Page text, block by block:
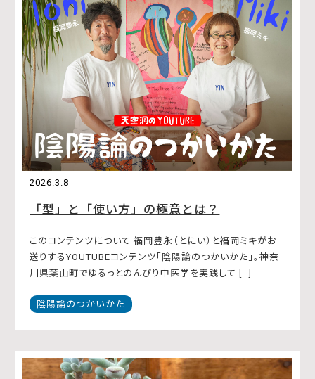
2026.3.8
「型」と「使い方」の極意とは？
このコンテンツについて 福岡豊永（とにい）と福岡ミキがお
送りするYOUTUBEコンテンツ「陰陽論のつかいかた」。神奈
川県葉山町でゆるっとのんびり中医学を実践して […]
陰陽論のつかいかた